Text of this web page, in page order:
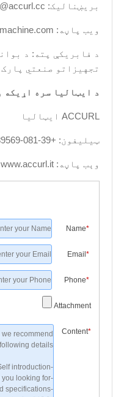
بریښنالیک:
ویب پاڼه: www.laser-cutter-machine.com
د فابریکې پته: د
تجهیزاتو صنعتي
د ایټالیا سره اړیکه
ACCURL ایټالیا
ټیلیفون: +39-081-8639569
وېب پاڼه: www.accurl.it
*
Name
*
Email
*
Phone
Attachment
*
Content